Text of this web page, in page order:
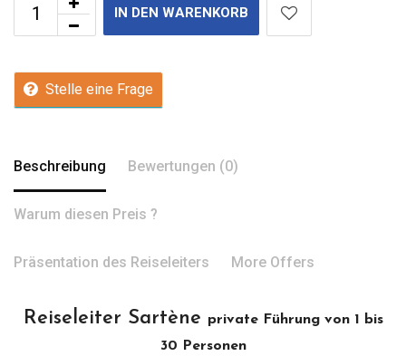
IN DEN WARENKORB
Stelle eine Frage
Beschreibung Bewertungen (0)
Warum diesen Preis ?
Präsentation des Reiseleiters More Offers
Reiseleiter Sartène private Führung von 1 bis
30 Personen